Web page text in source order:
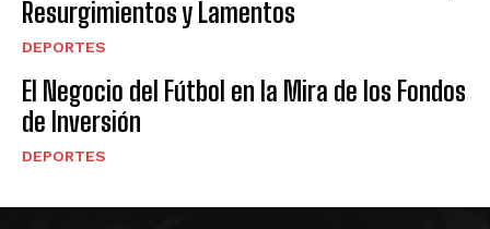
Resurgimientos y Lamentos
DEPORTES
El Negocio del Fútbol en la Mira de los Fondos
de Inversión
DEPORTES